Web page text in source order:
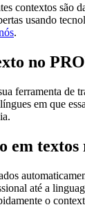
contextos são
usando
.
no
ferramenta de
em que
em textos
até a
o